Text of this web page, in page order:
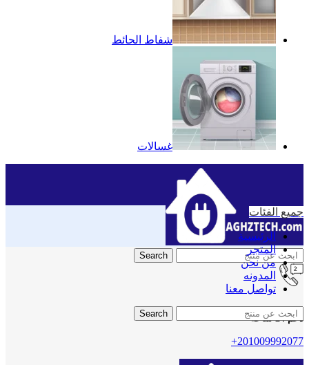
شفاط الحائط
غسالات
Search
دعم 24 ساعه
+201009992077
جميع الفئات
الرئيسية
المتجر
من نحن
المدونه
تواصل معنا
Search
-6%